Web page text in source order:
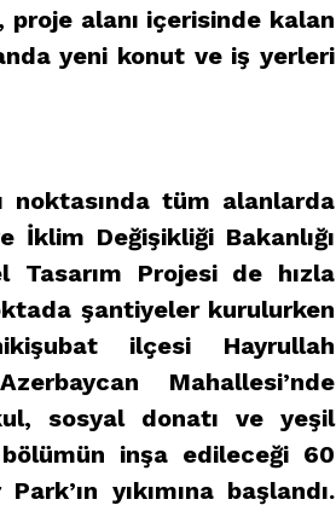
proje alanı içerisinde kalan
yeni konut ve iş yerleri
noktasında tüm alanlarda
İklim Değişikliği Bakanlığı
Tasarım Projesi de hızla
şantiyeler kurulurken
ilçesi Hayrullah
Mahallesi’nde
sosyal donatı ve yeşil
inşa edileceği 60
yıkımına başlandı.